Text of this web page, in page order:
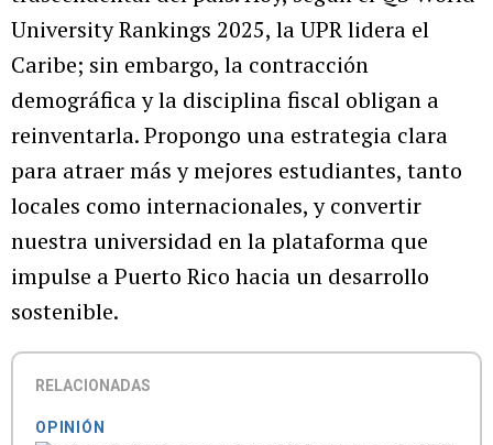
University Rankings 2025, la UPR lidera el
Caribe; sin embargo, la contracción
demográfica y la disciplina fiscal obligan a
reinventarla. Propongo una estrategia clara
para atraer más y mejores estudiantes, tanto
locales como internacionales, y convertir
nuestra universidad en la plataforma que
impulse a Puerto Rico hacia un desarrollo
sostenible.
RELACIONADAS
OPINIÓN